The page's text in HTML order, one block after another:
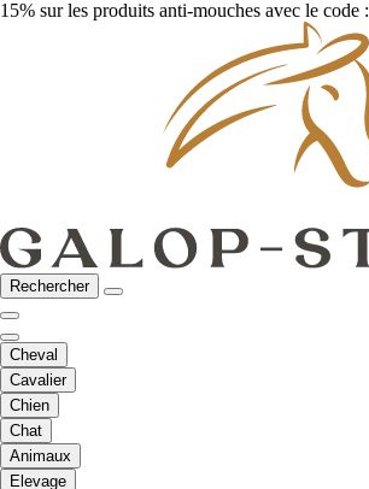
15% sur les produits anti-mouches avec le code :
Rechercher
Cheval
Cavalier
Chien
Chat
Animaux
Elevage